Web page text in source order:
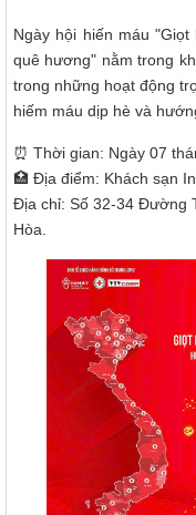
Ngày hội hiến máu
quê hương" nằm trong
trong những hoạt động
hiếm máu dịp hè và
⏰ Thời gian: Ngày 07
🏥 Địa điểm: Khách sạn
Địa chỉ: Số 32-34 Đường
Hòa.